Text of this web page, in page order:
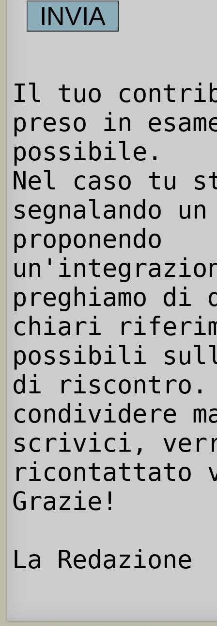
Il tuo
preso in
possibile.
Nel caso tu
segnalando
proponendo
preghiamo
chiari
possibili
di riscontro.
condividere
scrivici,
ricontattato
Grazie!
La Redazione